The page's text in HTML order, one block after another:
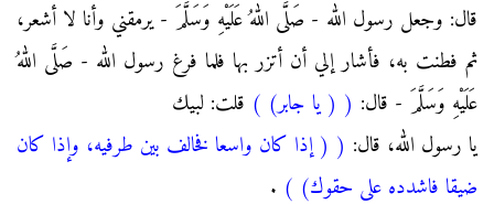
قال: وجعل رسول الله - صَلَّى اللهُ عَلَيْهِ وَسَلَّمَ - يرمقني وأنا لا أشعر،
ثم فطنت به، فأشار إلي أن أتزر بها فلما فرغ رسول الله - صَلَّى اللهُ
عَلَيْهِ وَسَلَّمَ - قال: ( ( يا جابر) ) قلت: لبيك
يا رسول الله، قال: ( ( إذا كان واسعا فخالف بين طرفيه، وإذا كان
ضيقا فاشدده على حقوك) )
.